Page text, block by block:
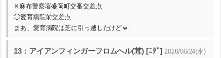
✕麻布警察署盛岡町交番交差点
◯愛育病院前交差点
まあ、愛育病院は芝に引っ越したけどｗ
13：アイアンフィンガーフロムヘル(茸) [ﾆﾀﾞ] 2026/06/24(水)